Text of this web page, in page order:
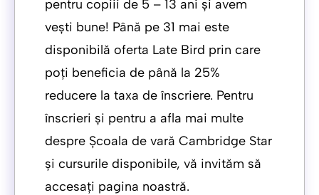
pentru copiii de 5 – 13 ani și avem
vești bune! Până pe 31 mai este
disponibilă oferta Late Bird prin care
poți beneficia de până la 25%
reducere la taxa de înscriere. Pentru
înscrieri și pentru a afla mai multe
despre Școala de vară Cambridge Star
și cursurile disponibile, vă invităm să
accesați pagina noastră.